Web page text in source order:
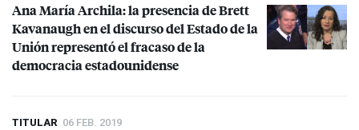
Ana María Archila: la presencia de Brett
Kavanaugh en el discurso del Estado de la
Unión representó el fracaso de la
democracia estadounidense
TITULAR 06 FEB. 2019